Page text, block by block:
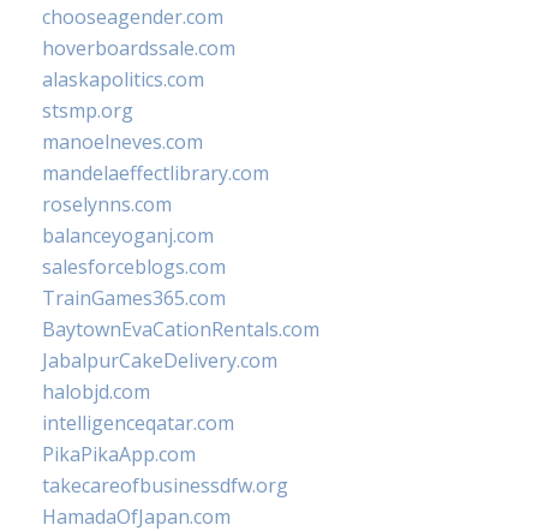
chooseagender.com
hoverboardssale.com
alaskapolitics.com
stsmp.org
manoelneves.com
mandelaeffectlibrary.com
roselynns.com
balanceyoganj.com
salesforceblogs.com
TrainGames365.com
BaytownEvaCationRentals.com
JabalpurCakeDelivery.com
halobjd.com
intelligenceqatar.com
PikaPikaApp.com
takecareofbusinessdfw.org
HamadaOfJapan.com